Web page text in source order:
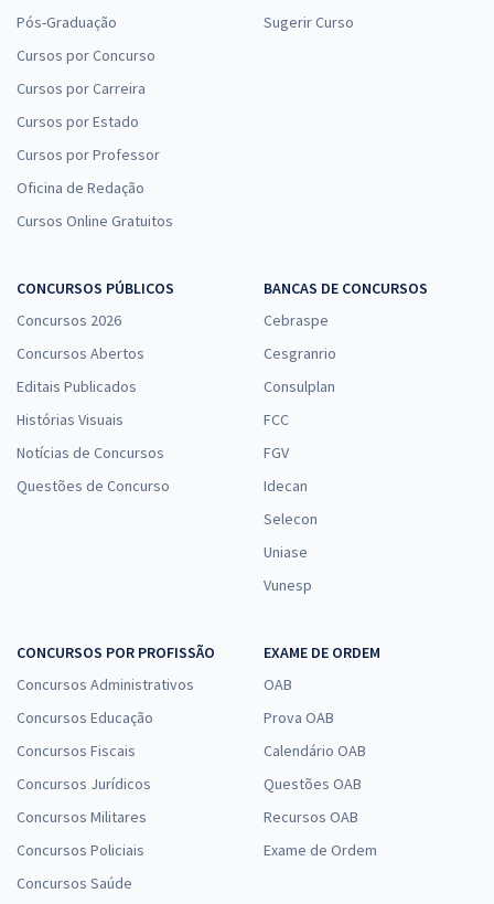
Pós-Graduação
Cursos por Concurso
Cursos por Carreira
Cursos por Estado
Cursos por Professor
Oficina de Redação
Cursos Online Gratuitos
Sugerir Curso
CONCURSOS PÚBLICOS
Concursos 2026
Concursos Abertos
Editais Publicados
Histórias Visuais
Notícias de Concursos
Questões de Concurso
BANCAS DE CONCURSOS
Cebraspe
Cesgranrio
Consulplan
FCC
FGV
Idecan
Selecon
Uniase
Vunesp
CONCURSOS POR PROFISSÃO
Concursos Administrativos
Concursos Educação
Concursos Fiscais
Concursos Jurídicos
Concursos Militares
Concursos Policiais
Concursos Saúde
EXAME DE ORDEM
OAB
Prova OAB
Calendário OAB
Questões OAB
Recursos OAB
Exame de Ordem